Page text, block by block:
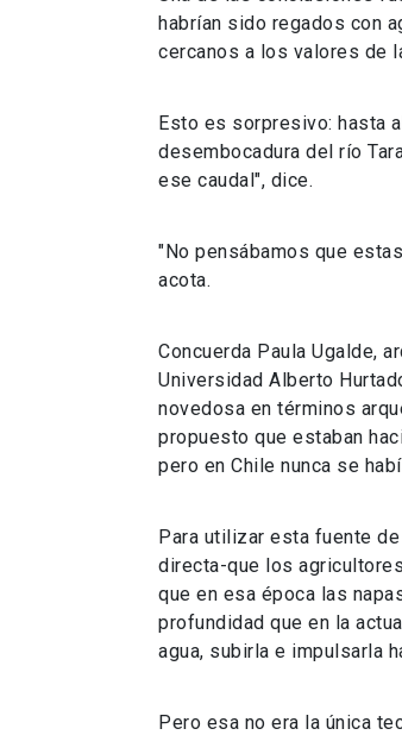
habrían sido regados con
cercanos a los valores de
Esto es sorpresivo: hasta
desembocadura del río
ese caudal", dice.
"No pensábamos que
acota.
Concuerda Paula Ugalde,
Universidad Alberto
novedosa en términos
propuesto que estaban
pero en Chile nunca se
Para utilizar esta fuente
directa-que los
que en esa época las
profundidad que en la
agua, subirla e impulsarla
Pero esa no era la única